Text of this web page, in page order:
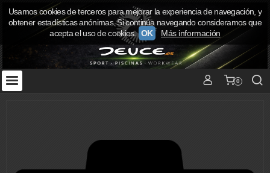
0
Usamos cookies de terceros para mejorar la experiencia de navegación, y
obtener estadísticas anónimas. Si continúa navegando consideramos que
acepta el uso de cookies. OK Más información